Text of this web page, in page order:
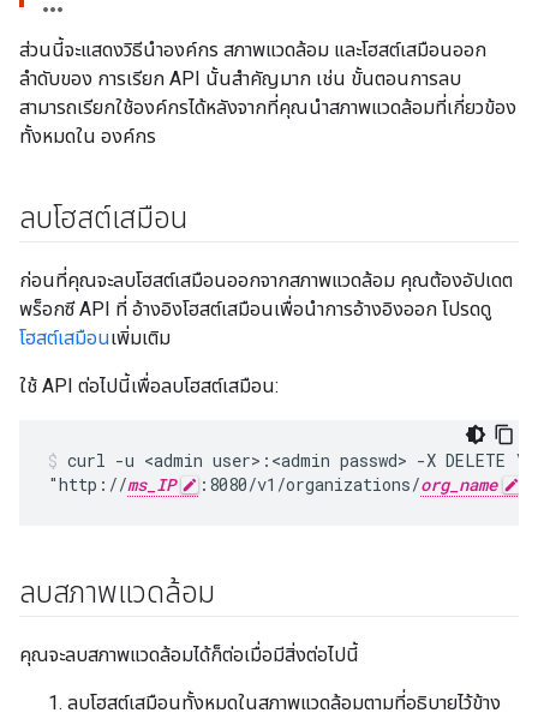
ส่วนนี้จะแสดงวิธีนำองค์กร สภาพแวดล้อม และโฮสต์เสมือนออก
ลำดับของ การเรียก API นั้นสำคัญมาก เช่น ขั้นตอนการลบ
สามารถเรียกใช้องค์กรได้หลังจากที่คุณนำสภาพแวดล้อมที่เกี่ยวข้อง
ทั้งหมดใน องค์กร
ลบโฮสต์เสมือน
ก่อนที่คุณจะลบโฮสต์เสมือนออกจากสภาพแวดล้อม คุณต้องอัปเดต
พร็อกซี API ที่ อ้างอิงโฮสต์เสมือนเพื่อนำการอ้างอิงออก โปรดดู
โฮสต์เสมือนเพิ่มเติม
ใช้ API ต่อไปนี้เพื่อลบโฮสต์เสมือน:
curl -u <admin user>:<admin passwd> -X DELETE \
"http://ms_IP :8080/v1/organizations/org_name
ลบสภาพแวดล้อม
คุณจะลบสภาพแวดล้อมได้ก็ต่อเมื่อมีสิ่งต่อไปนี้
ลบโฮสต์เสมือนทั้งหมดในสภาพแวดล้อมตามที่อธิบายไว้ข้าง